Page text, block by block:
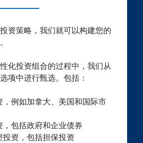
资策略，我们就可以构建您的
化投资组合的过程中，我们从
项中进行甄选。包括：
，例如加拿大、美国和国际市
，包括政府和企业债券
投资，包括担保投资